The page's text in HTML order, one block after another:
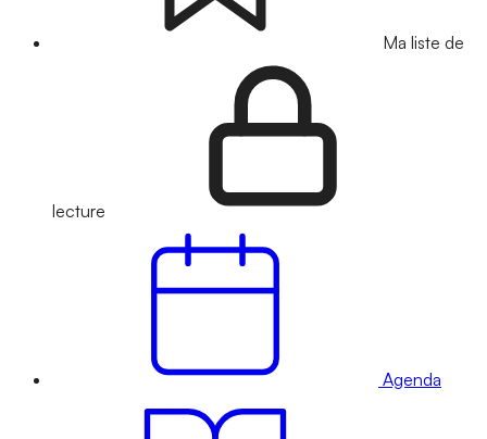
Ma liste de
lecture
Agenda